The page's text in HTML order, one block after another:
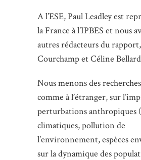
A l’ESE, Paul Leadley est
la France à l’IPBES et nous
autres rédacteurs du
Courchamp et Céline
Nous menons des
comme à l’étranger, sur
perturbations anthropiques
climatiques, pollution de
l’environnement, espèces
sur la dynamique des